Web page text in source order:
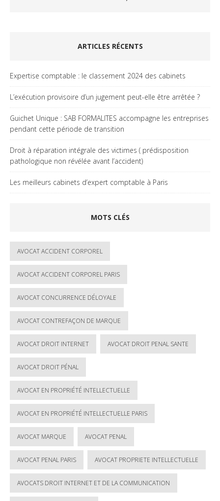
ARTICLES RÉCENTS
Expertise comptable : le classement 2024 des cabinets
L’exécution provisoire d’un jugement peut-elle être arrêtée ?
Guichet Unique : SAB FORMALITES accompagne les entreprises
pendant cette période de transition
Droit à réparation intégrale des victimes ( prédisposition
pathologique non révélée avant l’accident)
Les meilleurs cabinets d’expert comptable à Paris
MOTS CLÉS
AVOCAT ACCIDENT CORPOREL
AVOCAT ACCIDENT CORPOREL PARIS
AVOCAT CONCURRENCE DÉLOYALE
AVOCAT CONTREFAÇON DE MARQUE
AVOCAT DROIT INTERNET AVOCAT DROIT PENAL SANTE
AVOCAT DROIT PÉNAL
AVOCAT EN PROPRIÉTÉ INTELLECTUELLE
AVOCAT EN PROPRIÉTÉ INTELLECTUELLE PARIS
AVOCAT MARQUE AVOCAT PENAL
AVOCAT PENAL PARIS AVOCAT PROPRIETE INTELLECTUELLE
AVOCATS DROIT INTERNET ET DE LA COMMUNICATION